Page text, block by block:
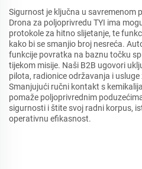
Sigurnost je ključna u savremenom
Drona za poljoprivredu TYI ima
protokole za hitno slijetanje, te
kako bi se smanjio broj nesreća.
funkcije povratka na baznu točku
tijekom misije. Naši B2B ugovori
pilota, radionice održavanja i
Smanjujući ručni kontakt s
pomaže poljoprivrednim
sigurnosti i štite svoj radni korpus,
operativnu efikasnost.